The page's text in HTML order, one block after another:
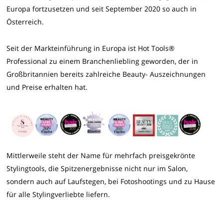
Europa fortzusetzen und seit September 2020 so auch in
Österreich.
Seit der Markteinführung in Europa ist Hot Tools®
Professional zu einem Branchenliebling geworden, der in
Großbritannien bereits zahlreiche Beauty- Auszeichnungen
und Preise erhalten hat.
Mittlerweile steht der Name für mehrfach preisgekrönte
Stylingtools, die Spitzenergebnisse nicht nur im Salon,
sondern auch auf Laufstegen, bei Fotoshootings und zu Hause
für alle Stylingverliebte liefern.